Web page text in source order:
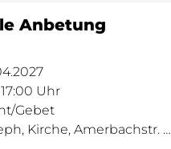
Anbetung
Uhr
Gebet
St. Joseph, Kirche, Amerbachstr. 9, 4057 Basel